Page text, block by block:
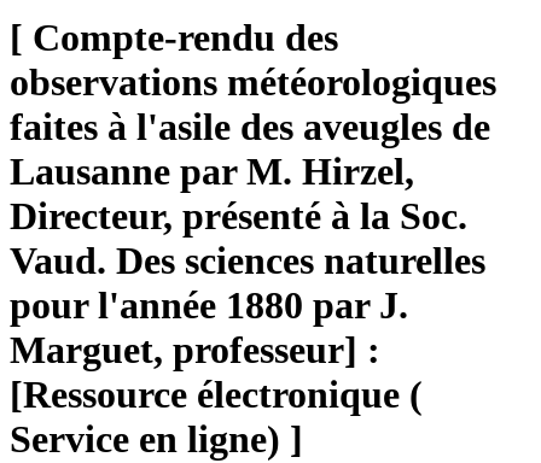
[ Compte-rendu des
observations météorologiques
faites à l'asile des aveugles de
Lausanne par M. Hirzel,
Directeur, présenté à la Soc.
Vaud. Des sciences naturelles
pour l'année 1880 par J.
Marguet, professeur] :
[Ressource électronique (
Service en ligne) ]